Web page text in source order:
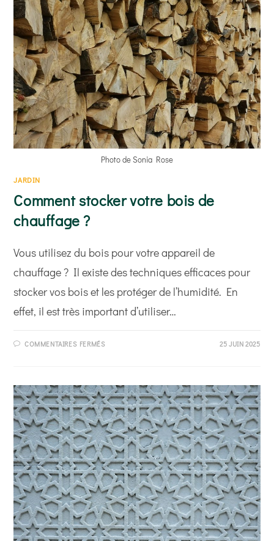
Photo de Sonia Rose
JARDIN
Comment stocker votre bois de
chauffage ?
Vous utilisez du bois pour votre appareil de
chauffage ? Il existe des techniques efficaces pour
stocker vos bois et les protéger de l’humidité. En
effet, il est très important d’utiliser…
COMMENTAIRES FERMÉSSUR
CHAUFFAGE
?
25 JUIN 2025